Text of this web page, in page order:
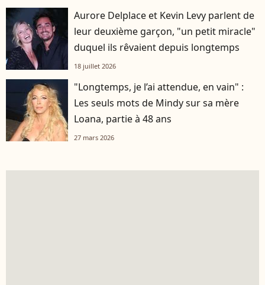
Aurore Delplace et Kevin Levy parlent de
leur deuxième garçon, "un petit miracle"
duquel ils rêvaient depuis longtemps
18 juillet 2026
"Longtemps, je l’ai attendue, en vain" :
Les seuls mots de Mindy sur sa mère
Loana, partie à 48 ans
27 mars 2026